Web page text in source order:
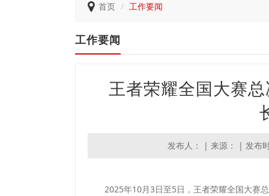
首页 工作要闻
工作要闻
王者荣耀全国大赛
发布人： | 来源： | 发布
2025年10月3日至5日，王者荣耀全国大赛总